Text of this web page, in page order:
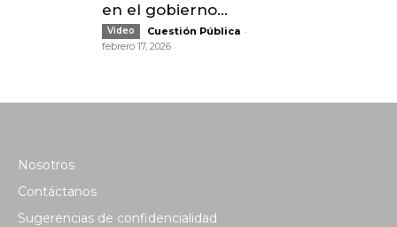
en el gobierno...
Video Cuestión Pública -
febrero 17, 2026
Nosotros
Contáctanos
Sugerencias de confidencialidad